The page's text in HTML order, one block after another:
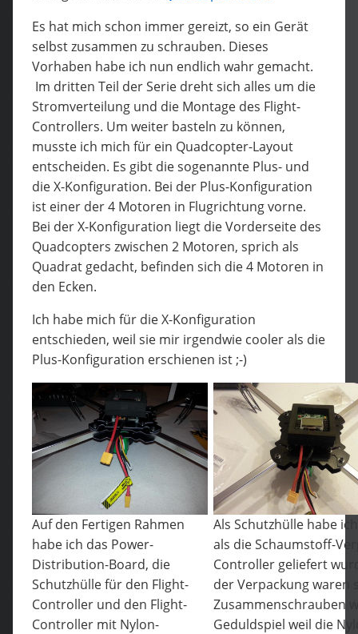
Es hat mich schon immer gereizt, so ein Gerät
selbst zusammen zu schrauben. Dieses
Vorhaben habe ich nun endlich wahr gemacht.
Im dritten Teil der Serie dreht sich alles um die
Stromverteilung und die Montage des Flight-
Controllers. Um weiter basteln zu können,
musste ich mich für ein Quadcopter-Layout
entscheiden. Es gibt die sogenannte Plus- und
die X-Konfiguration. Bei der Plus-Konfiguration
ist einer der 4 Motoren in Flugrichtung vorne.
Bei der X-Konfiguration liegt die Vorderseite des
Quadcopters zwischen 2 Motoren, sprich als
Quadrat gedacht, befinden sich die 4 Motoren in
den Ecken.
Ich habe mich für die X-Konfiguration
entschieden, weil sie mir irgendwie cooler als die
Plus-Konfiguration erschienen ist ;-)
Auf den Fertigen Rahmen
habe ich das Power-
Distribution-Board, die
Schutzhülle für den Flight-
Controller und den Flight-
Controller mit Nylon-
Als Schutzhülle habe
als die Schaumstoff-
Controller geliefert
der Verpackung waren
Zusammenschrauben
Geduldspiel weil die